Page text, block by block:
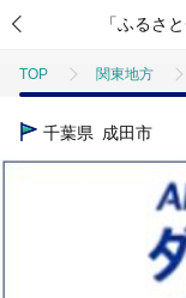
「ふるさ
TOP 関東地方
TOP
千葉県 成田市